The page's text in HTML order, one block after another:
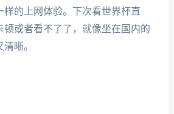
样的上网体验。下次看世界杯直
顿或者看不了了，就像坐在国内的
晰。